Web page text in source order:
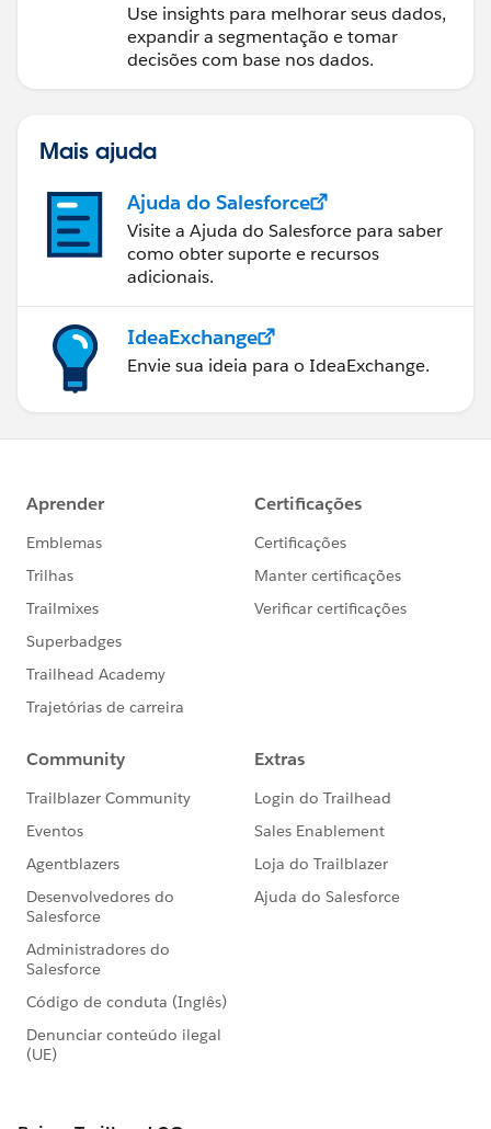
Use insights para melhorar seus dados,
expandir a segmentação e tomar
decisões com base nos dados.
Mais ajuda
Ajuda do Salesforce
Visite a Ajuda do Salesforce para saber
como obter suporte e recursos
adicionais.
IdeaExchange
Envie sua ideia para o IdeaExchange.